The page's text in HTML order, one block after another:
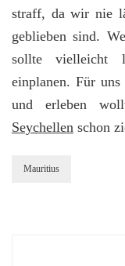
straff, da wir nie
geblieben sind.
sollte vielleicht
einplanen. Für
und erleben
Seychellen schon
Mauritius